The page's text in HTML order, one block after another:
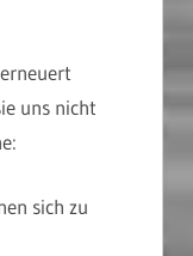
uns nicht
sich zu